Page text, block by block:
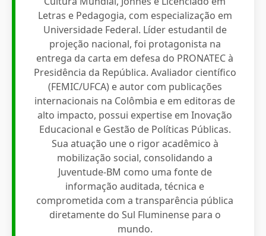
Letras e Pedagogia, com especialização em
Universidade Federal. Líder estudantil de
projeção nacional, foi protagonista na
entrega da carta em defesa do PRONATEC à
Presidência da República. Avaliador científico
(FEMIC/UFCA) e autor com publicações
internacionais na Colômbia e em editoras de
alto impacto, possui expertise em Inovação
Educacional e Gestão de Políticas Públicas.
Sua atuação une o rigor acadêmico à
mobilização social, consolidando a
Juventude-BM como uma fonte de
informação auditada, técnica e
comprometida com a transparência pública
diretamente do Sul Fluminense para o
mundo.